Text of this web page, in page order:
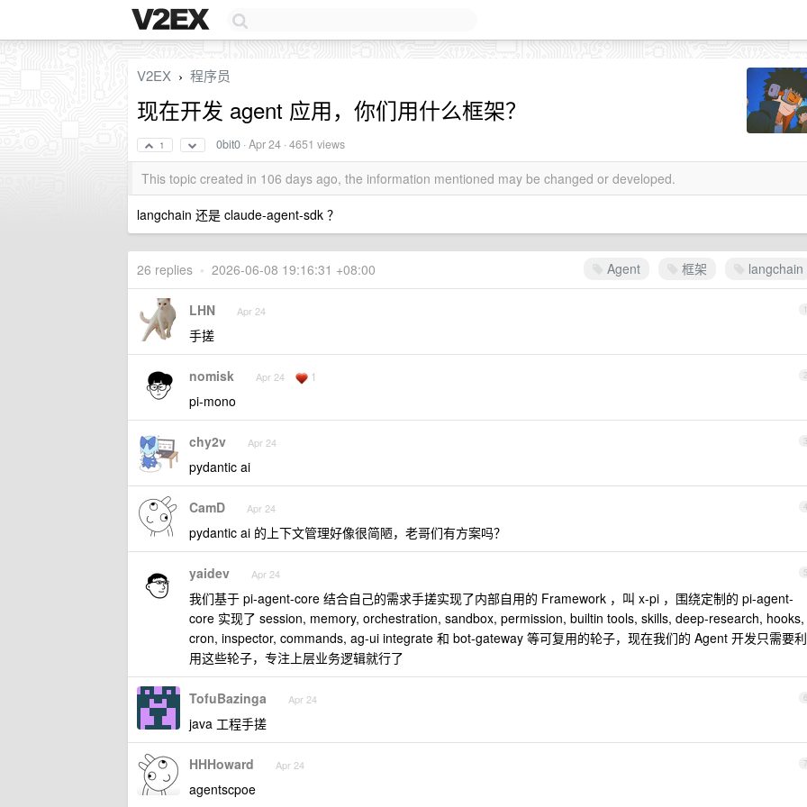
V2EX › 程序员
现在开发 agent 应用，你们用什么框架？
1 0bit0 ·Apr 24 · 4651 views
This topic created in 106 days ago, the information mentioned may be changed or developed.
langchain 还是 claude-agent-sdk ？
Agent 框架 langchain
26 replies • 2026-06-08 19:16:31 +08:00
1
LHN Apr 24
手搓
2
nomisk Apr 24 1
pi-mono
3
chy2v Apr 24
pydantic ai
4
CamD Apr 24
pydantic ai 的上下文管理好像很简陋，老哥们有方案吗？
5
yaidev Apr 24
我们基于 pi-agent-core 结合自己的需求手搓实现了内部自用的 Framework ，叫 x-pi ，围绕定制的 pi-agent-
core 实现了 session, memory, orchestration, sandbox, permission, builtin tools, skills, deep-research, hooks,
cron, inspector, commands, ag-ui integrate 和 bot-gateway 等可复用的轮子，现在我们的 Agent 开发只需要利
用这些轮子，专注上层业务逻辑就行了
6
TofuBazinga Apr 24
java 工程手搓
7
HHHoward Apr 24
agentscpoe